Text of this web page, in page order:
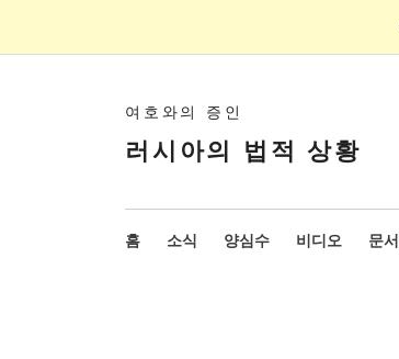
여호와의 증인
러시아의 법적 상황
홈 소식 양심수 비디오 문서